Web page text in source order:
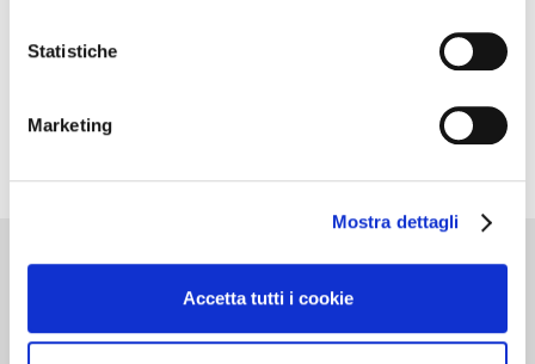
Statistiche
Marketing
Mostra dettagli
Accetta tutti i cookie
dello stare insieme, con la cortese collaborazione
Il costo della serata è di €22 per i Soci Go Wine, €26
Go Wine